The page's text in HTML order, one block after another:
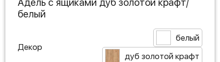
Адель с ящиками дуб золотой крафт/
белый
Декор
белый
дуб золотой крафт